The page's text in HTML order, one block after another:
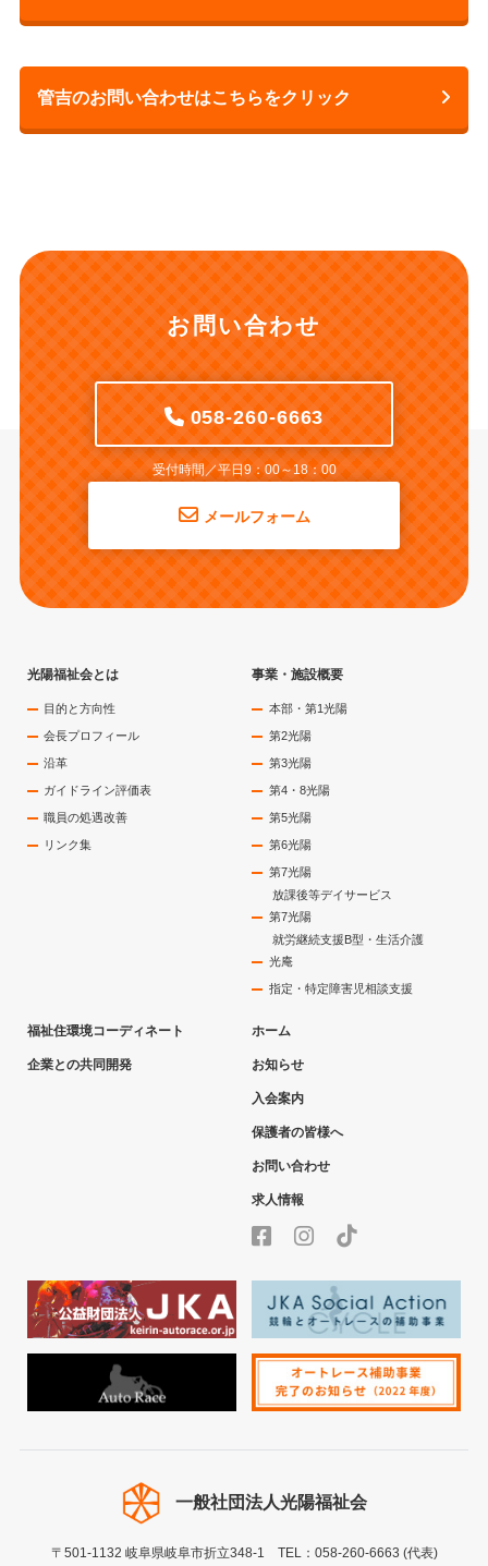
管吉のお問い合わせはこちらをクリック
お問い合わせ
058-260-6663
受付時間／平日9：00～18：00
メールフォーム
光陽福祉会とは
目的と方向性
会長プロフィール
沿革
ガイドライン評価表
職員の処遇改善
リンク集
事業・施設概要
本部・第1光陽
第2光陽
第3光陽
第4・8光陽
第5光陽
第6光陽
第7光陽
放課後等デイサービス
第7光陽
就労継続支援B型・生活介護
光庵
指定・特定障害児相談支援
福祉住環境コーディネート
企業との共同開発
ホーム
お知らせ
入会案内
保護者の皆様へ
お問い合わせ
求人情報
一般社団法人光陽福祉会
〒501-1132 岐阜県岐阜市折立348-1 TEL：058-260-6663 (代表)